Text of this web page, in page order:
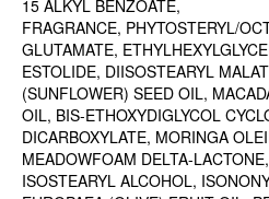
15 ALKYL BENZOATE,
FRAGRANCE, PHYTOSTERYL/
GLUTAMATE,
ESTOLIDE, DIISOSTEARYL
(SUNFLOWER) SEED OIL,
OIL, BIS-ETHOXYDIGLYCOL
DICARBOXYLATE, MORINGA
MEADOWFOAM DELTA-
ISOSTEARYL ALCOHOL,